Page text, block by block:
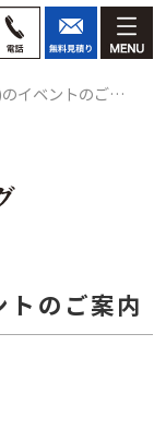
イベントのご…
のご案内